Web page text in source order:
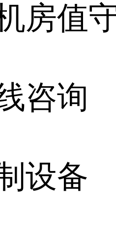
房值
咨询
设备